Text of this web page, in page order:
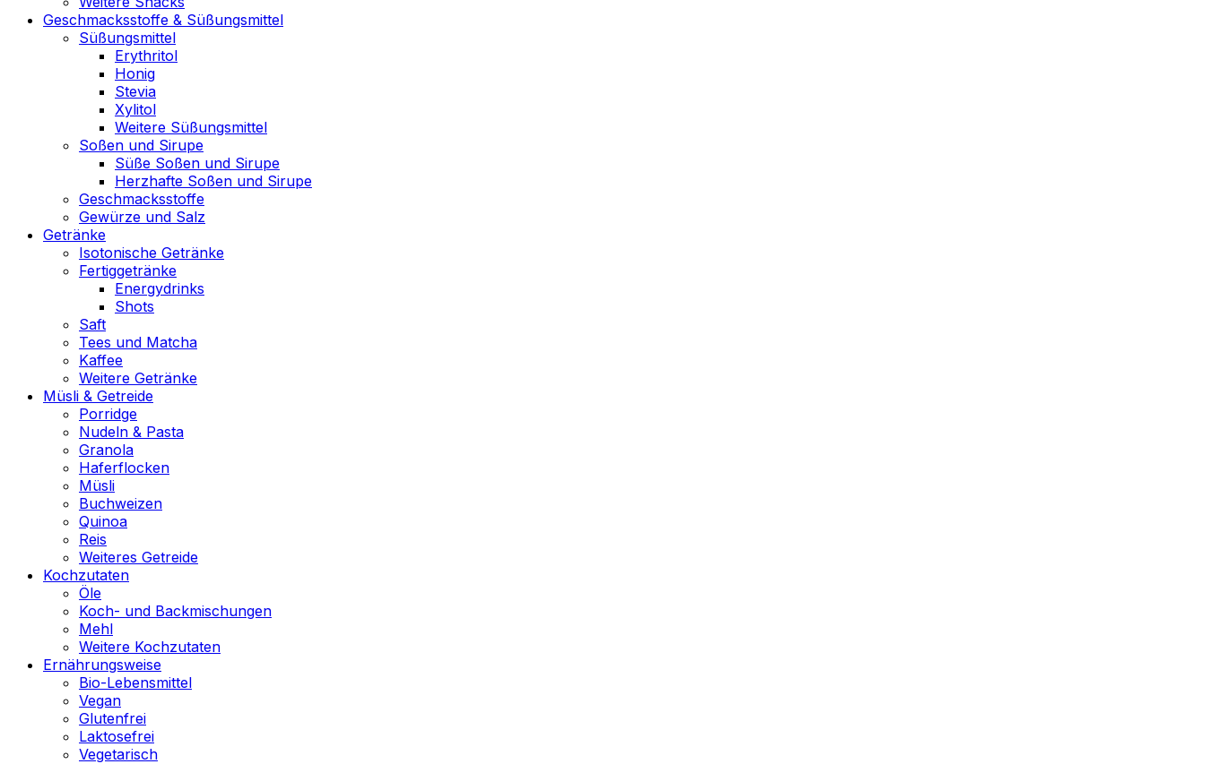
Geschmacksstoffe & Süßungsmittel
Süßungsmittel
Erythritol
Honig
Stevia
Xylitol
Weitere Süßungsmittel
Soßen und Sirupe
Süße Soßen und Sirupe
Herzhafte Soßen und Sirupe
Geschmacksstoffe
Gewürze und Salz
Getränke
Isotonische Getränke
Fertiggetränke
Energydrinks
Shots
Saft
Tees und Matcha
Kaffee
Weitere Getränke
Müsli & Getreide
Porridge
Nudeln & Pasta
Granola
Haferflocken
Müsli
Buchweizen
Quinoa
Reis
Weiteres Getreide
Kochzutaten
Öle
Koch- und Backmischungen
Mehl
Weitere Kochzutaten
Ernährungsweise
Bio-Lebensmittel
Vegan
Glutenfrei
Laktosefrei
Vegetarisch